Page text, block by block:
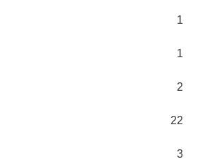
1
1
2
22
3